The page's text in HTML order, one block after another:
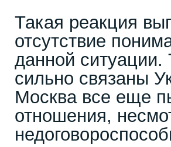
Такая реакция
отсутствие
данной ситуации.
сильно связаны
Москва все еще
отношения,